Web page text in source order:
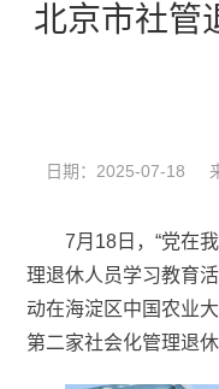
北京市社管
日期：2025-07-18
7月18日，“党在
理退休人员学习教育
动在海淀区中国农业
第二家社会化管理退